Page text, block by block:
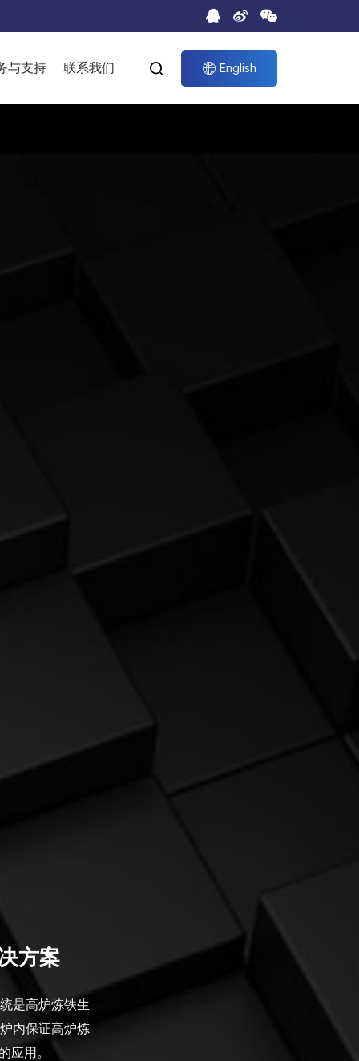
 English

与支持 联系我们
方案
是高炉炼铁生
内保证高炉炼
应用。